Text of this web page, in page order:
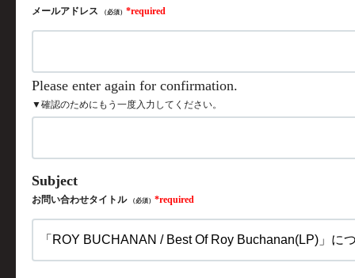
メールアドレス （必須）
▼確認のためにもう一度入力してください。
お問い合わせタイトル （必須）